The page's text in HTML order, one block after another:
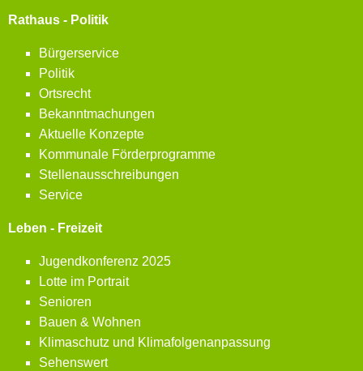
Rathaus - Politik
Bürgerservice
Politik
Ortsrecht
Bekanntmachungen
Aktuelle Konzepte
Kommunale Förderprogramme
Stellenausschreibungen
Service
Leben - Freizeit
Jugendkonferenz 2025
Lotte im Portrait
Senioren
Bauen & Wohnen
Klimaschutz und Klimafolgenanpassung
Sehenswert